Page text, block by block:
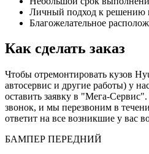
Личный подход к решению
Благожелательное
Как сделать заказ
Чтобы отремонтировать кузов
автосервис и другие работы) у
оставить заявку в "Мега-
звонок, и мы перезвоним в
ответит на все возникшие у вас
БАМПЕР ПЕРЕДНИЙ